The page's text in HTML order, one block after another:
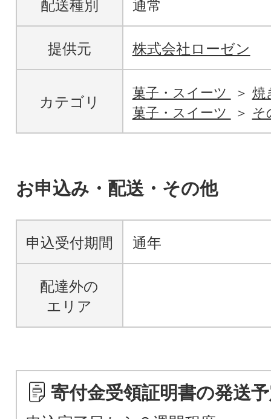
配送種別 通常
提供元 株式会社ローゼン
カテゴリ
菓子・スイーツ
焼
菓子・スイーツ
そ
お申込み・配送・その他
申込受付期間 通年
配達外の
エリア
寄付金受領証明書の発送